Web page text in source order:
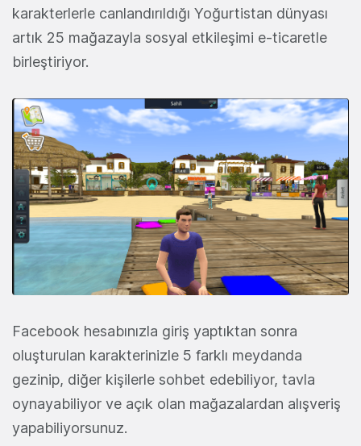
karakterlerle canlandırıldığı Yoğurtistan dünyası
artık 25 mağazayla sosyal etkileşimi e-ticaretle
birleştiriyor.
Facebook hesabınızla giriş yaptıktan sonra
oluşturulan karakterinizle 5 farklı meydanda
gezinip, diğer kişilerle sohbet edebiliyor, tavla
oynayabiliyor ve açık olan mağazalardan alışveriş
yapabiliyorsunuz.